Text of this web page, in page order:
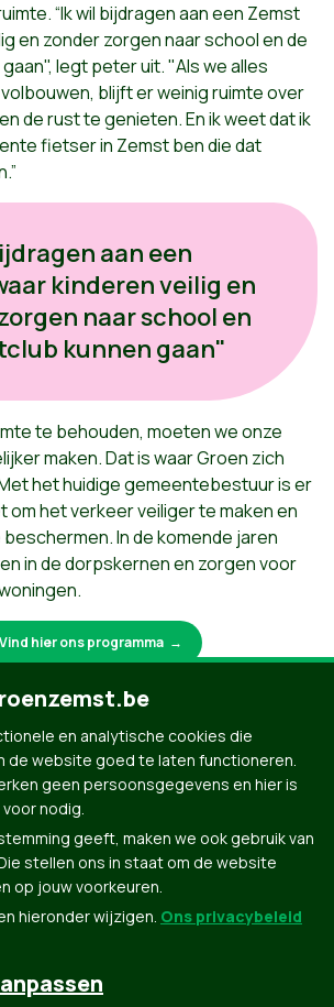
“Ik wil bijdragen aan een Zemst
en zonder zorgen naar school en de
legt peter uit. "Als we alles
blijft er weinig ruimte over
de rust te genieten. En ik weet dat ik
fietser in Zemst ben die dat
aan een
kinderen veilig en
naar school en
kunnen gaan"
te behouden, moeten we onze
maken. Dat is waar Groen zich
het huidige gemeentebestuur is er
om het verkeer veiliger te maken en
In de komende jaren
in de dorpskernen en zorgen voor
Vind hier ons programma
Groen Zemst
- Groen Federaal Parlement
en analytische cookies die
de website goed te laten functioneren.
geen persoonsgegevens en hier is
nodig.
geeft, maken we ook gebruik van
stellen ons in staat om de website
op jouw voorkeuren.
hieronder wijzigen. Ons privacybeleid